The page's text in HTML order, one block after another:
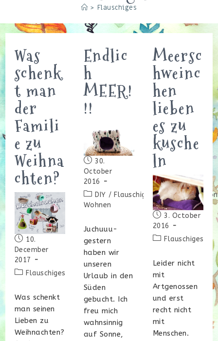
> Flauschiges
Was
schenk
t man
der
Famili
e zu
Weihna
chten?
Beitrag
veröffentlicht:
10.
December
2017
Beitrags-
Flauschiges
Was schenkt
man seinen
Lieben zu
Weihnachten?
Endlic
h
MEER!
!!
Beitrag
veröffentlicht:
30.
October
2016
Beitrags-
Kategorie:
DIY / Flauschiges / Haltung /
Wohnen
Juchuuu-
gestern
haben wir
unseren
Urlaub in den
Süden
gebucht. Ich
freu mich
wahnsinnig
auf Sonne,
Meersc
hweinc
hen
lieben
es zu
kusche
ln
Beitrag
veröffentlicht:
3. October
2016
Beitrags-
Flauschiges
Leider nicht
mit
Artgenossen
und erst
recht nicht
mit
Menschen.